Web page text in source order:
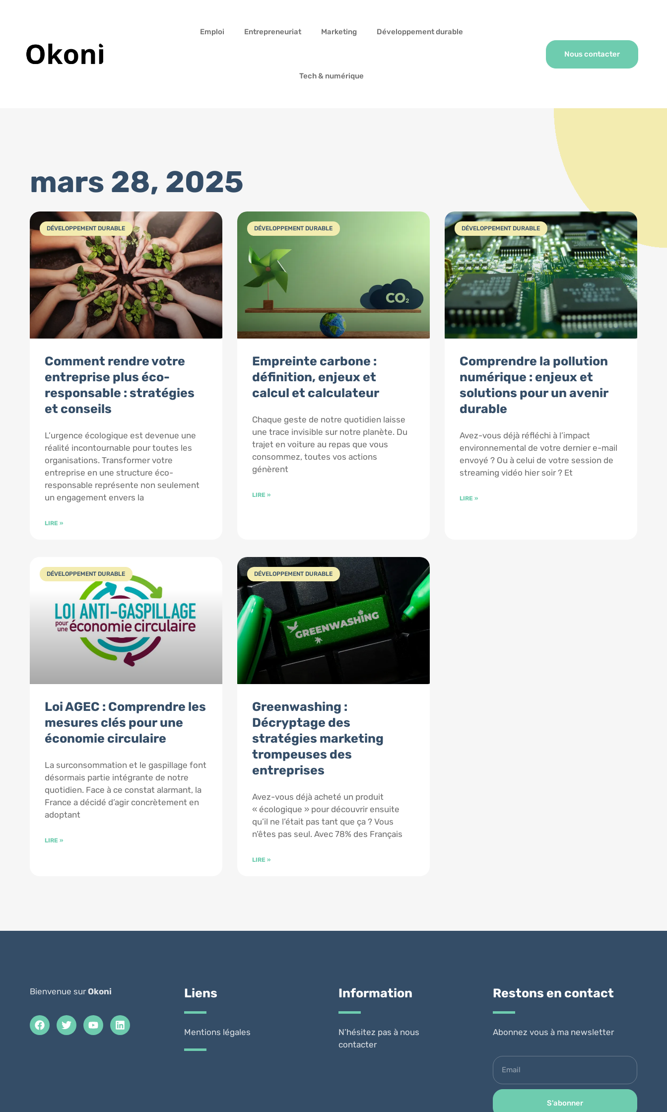
Emploi Entrepreneuriat Marketing Développement durable
Tech & numérique
Nous contacter
mars 28, 2025
DÉVELOPPEMENT DURABLE
Comment rendre votre
entreprise plus éco-
responsable : stratégies
et conseils
L’urgence écologique est devenue une
réalité incontournable pour toutes les
organisations. Transformer votre
entreprise en une structure éco-
responsable représente non seulement
un engagement envers la
LIRE »
DÉVELOPPEMENT DURABLE
Empreinte carbone :
définition, enjeux et
calcul et calculateur
Chaque geste de notre quotidien laisse
une trace invisible sur notre planète. Du
trajet en voiture au repas que vous
consommez, toutes vos actions
génèrent
LIRE »
DÉVELOPPEMENT DURABLE
Comprendre la pollution
numérique : enjeux et
solutions pour un avenir
durable
Avez-vous déjà réfléchi à l’impact
environnemental de votre dernier e-mail
envoyé ? Ou à celui de votre session de
streaming vidéo hier soir ? Et
LIRE »
DÉVELOPPEMENT DURABLE
Loi AGEC : Comprendre les
mesures clés pour une
économie circulaire
La surconsommation et le gaspillage font
désormais partie intégrante de notre
quotidien. Face à ce constat alarmant, la
France a décidé d’agir concrètement en
adoptant
LIRE »
DÉVELOPPEMENT DURABLE
Greenwashing :
Décryptage des
stratégies marketing
trompeuses des
entreprises
Avez-vous déjà acheté un produit
« écologique » pour découvrir ensuite
qu’il ne l’était pas tant que ça ? Vous
n’êtes pas seul. Avec 78% des Français
LIRE »
Bienvenue surOkoni Liens
Mentions légales
Information
N’hésitez pas à nous
contacter
Restons en contact
Abonnez vous à ma newsletter
S'abonner